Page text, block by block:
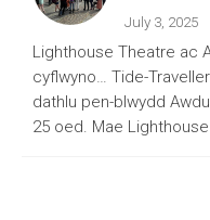
July 3, 2025
Lighthouse Theatre ac
cyflwyno… Tide-
dathlu pen-blwydd
25 oed. Mae